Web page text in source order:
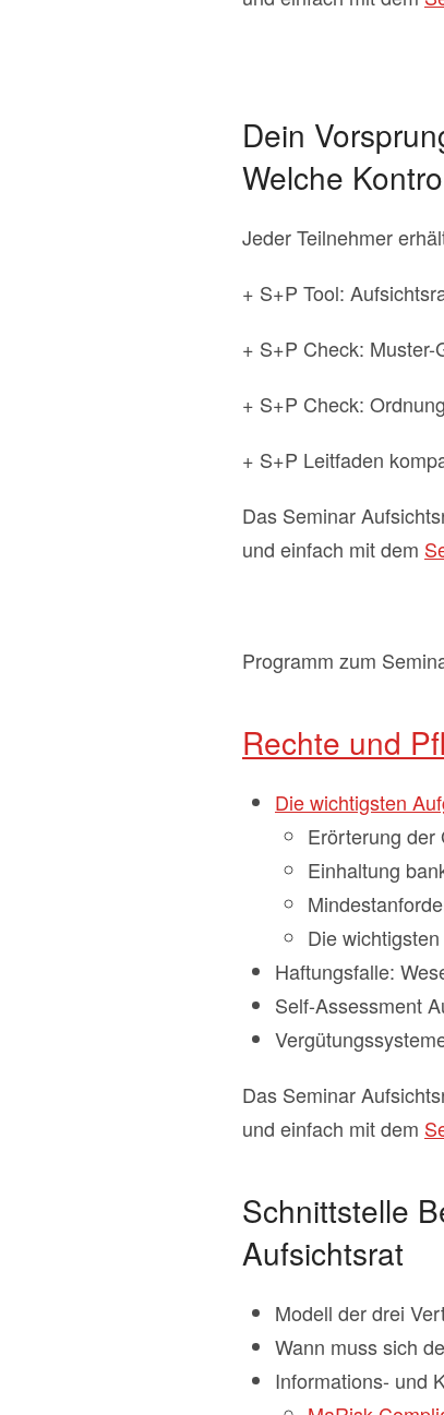
Dein
Welche
Jeder Teilnehmer
+ S+P Tool:
+ S+P Check:
+ S+P Check:
+ S+P Leitfaden
Das Seminar
und einfach mit dem
Programm zum
Rechte und
Die wichtigsten
Erörterung der
Einhaltung
Die
Haftungsfalle:
Self-Assessment
Das Seminar
und einfach mit dem
Schnittstelle
Aufsichtsrat
Modell der drei
Wann muss sich
Informations- und